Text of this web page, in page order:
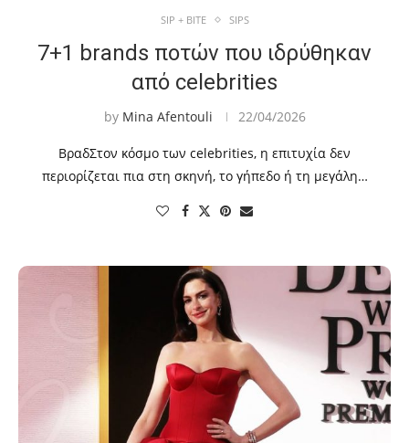
SIP + BITE SIPS
7+1 brands ποτών που ιδρύθηκαν
από celebrities
by Mina Afentouli 22/04/2026
ΒραδΣτον κόσμο των celebrities, η επιτυχία δεν
περιορίζεται πια στη σκηνή, το γήπεδο ή τη μεγάλη…